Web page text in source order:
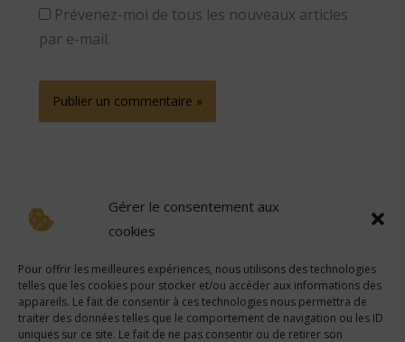
Gérer le consentement aux
cookies
Pour offrir les meilleures expériences, nous utilisons des technologies
telles que les cookies pour stocker et/ou accéder aux informations des
appareils. Le fait de consentir à ces technologies nous permettra de
traiter des données telles que le comportement de navigation ou les ID
uniques sur ce site. Le fait de ne pas consentir ou de retirer son
Prévenez-moi de tous les nouveaux articles
par e-mail.
Avertissement :Certains des liens sur ce site sont des liens d’affiliation, ce qui signifie que si
vous cliquez sur l’un des liens et achetez un article, nous sommes susceptibles de recevoir une
commission. Cependant, toutes les opinions sont les nôtres.